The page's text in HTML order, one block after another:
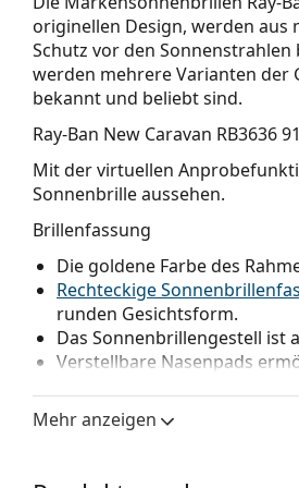
originellen Design, werden
Schutz vor den
werden mehrere Varianten der
bekannt und beliebt sind.
Ray-Ban New Caravan RB3636
Mit der virtuellen
Sonnenbrille aussehen.
Brillenfassung
Die goldene Farbe des
Rechteckige
runden Gesichtsform.
Das Sonnenbrillengestell ist
Verstellbare Nasenpads
erfahrenen Optiker
Die braunen Gläser
Mehr anzeigen